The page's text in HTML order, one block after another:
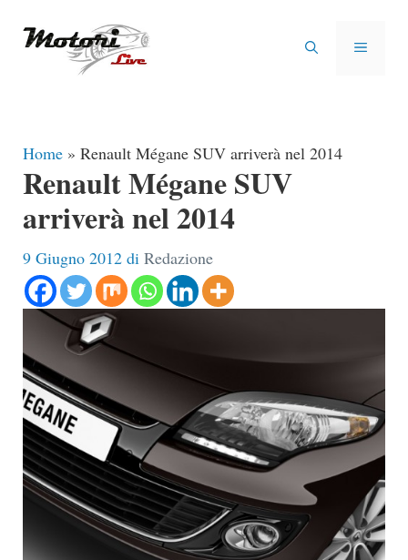
MENU
Home » Renault Mégane SUV arriverà nel 2014
Renault Mégane SUV
arriverà nel 2014
9 Giugno 2012 di Redazione